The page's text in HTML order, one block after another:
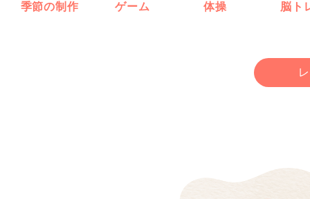
季節の制作 ゲーム 体操 脳ト